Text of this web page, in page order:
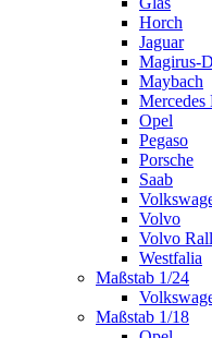
Horch
Jaguar
Magirus-
Maybach
Mercedes
Opel
Pegaso
Porsche
Saab
Volvo
Volvo
Westfalia
Maßstab 1/24
Maßstab 1/18